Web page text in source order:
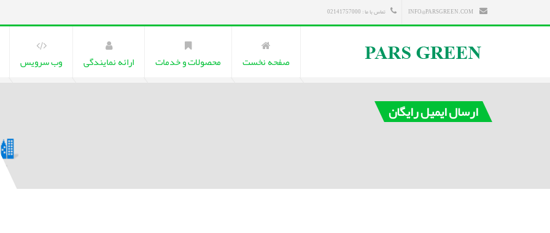
تماس با ما : 02141757000
صفحه نخست محصولات و خدمات ارائه نمایندگی وب سرویس
ارسال ایمیل رایگان